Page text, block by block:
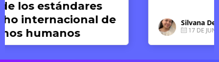
Silvana Dextre
17 DE JUNIO DE 2026